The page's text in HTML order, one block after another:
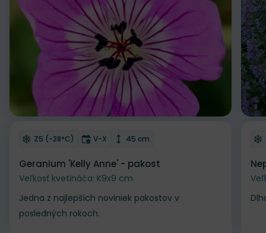
Odober do zoznamu želaní
Mrazuvzdornosť
Z5 (-28°C) Doba kvitnutia
V-X Výška rastliny
45 cm
Geranium 'Kelly Anne' - pakost
Veľkosť kvetináča: K9x9 cm
Jedna z najlepších noviniek pakostov v
posledných rokoch.